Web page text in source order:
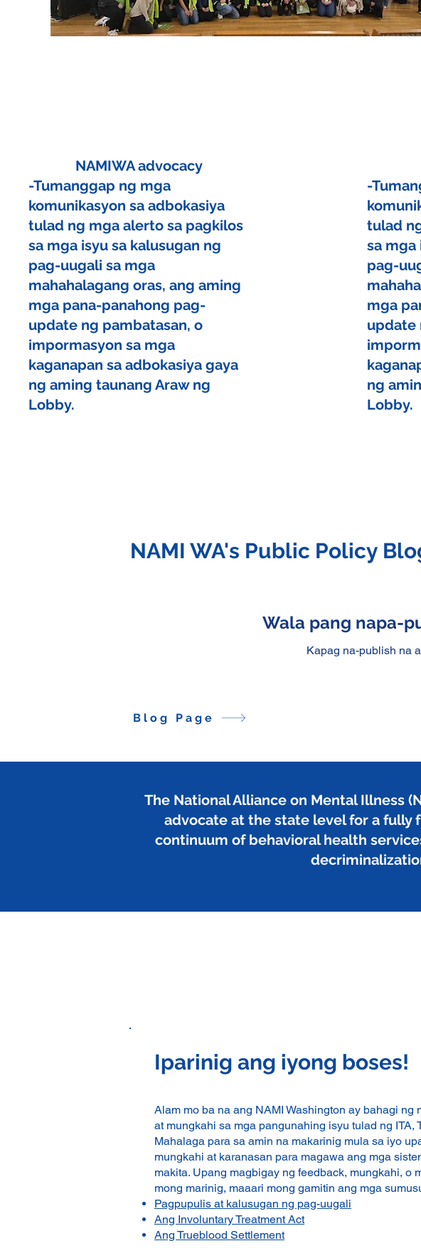
NAMIWA advocacy
-Tumanggap ng mga
komunikasyon sa adbokasiya
tulad ng mga alerto sa pagkilos
sa mga isyu sa kalusugan ng
pag-uugali sa mga
mahahalagang oras, ang aming
mga pana-panahong pag-
update ng pambatasan, o
impormasyon sa mga
kaganapan sa adbokasiya gaya
ng aming taunang Araw ng
Lobby.
-
tulad
sa mga
pag-
mga
update
ng
Lobby.
NAMI WA's Public Policy
Wala pang napa-
Kapag na-publish na
Blog Page
The National Alliance on Mental Illness
advocate at the state level for a fully
continuum of behavioral health
Iparinig ang iyong boses!
Alam mo ba na ang NAMI Washington ay bahagi
at mungkahi sa mga pangunahing isyu tulad ng ITA,
Mahalaga para sa amin na makarinig mula sa iyo
mungkahi at karanasan para magawa ang mga
makita. Upang magbigay ng feedback, mungkahi, o
mong marinig, maaari mong gamitin ang mga
Pagpupulis at kalusugan ng pag-uugali
Ang Involuntary Treatment Act
Ang Trueblood Settlement